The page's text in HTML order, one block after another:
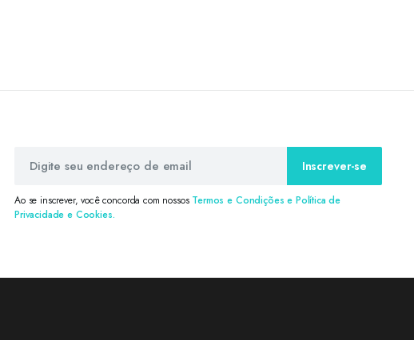
Inscrever-se
Ao se inscrever, você concorda com nossos Termos e Condições e Política de
Privacidade e Cookies.